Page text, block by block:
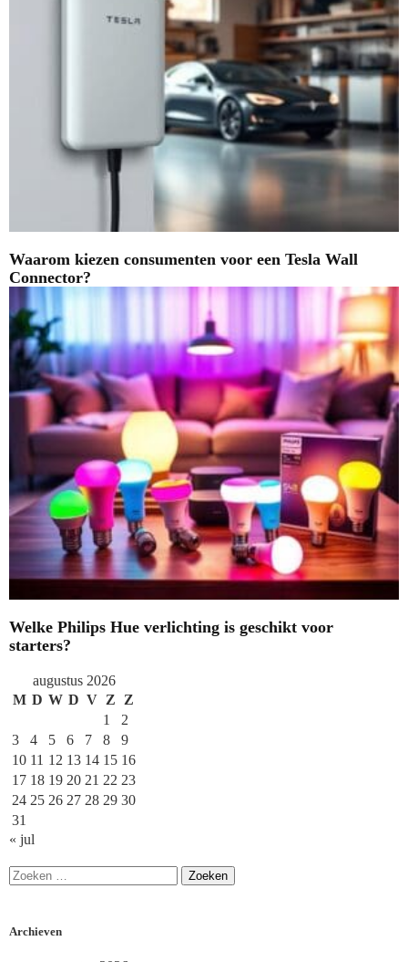
Waarom kiezen consumenten voor een Tesla Wall
Connector?
Welke Philips Hue verlichting is geschikt voor
starters?
augustus 2026
M D W D V Z
Z
1
2
3
4 5 6 7 8
9
10 11 12 13 14 15 16
17 18 19 20 21 22 23
24 25 26 27 28 29 30
31
« jul
Archieven